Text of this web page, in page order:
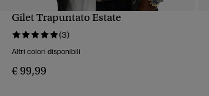
VISUALIZZAZIONE RAPIDA
Gilet Trapuntato Estate
(3)
Altri colori disponibili
€ 99,99